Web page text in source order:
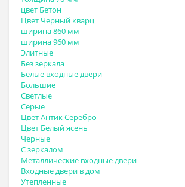
цвет Бетон
Цвет Черный кварц
ширина 860 мм
ширина 960 мм
Элитные
Без зеркала
Белые входные двери
Большие
Светлые
Серые
Цвет Антик Серебро
Цвет Белый ясень
Черные
С зеркалом
Металлические входные двери
Входные двери в дом
Утепленные